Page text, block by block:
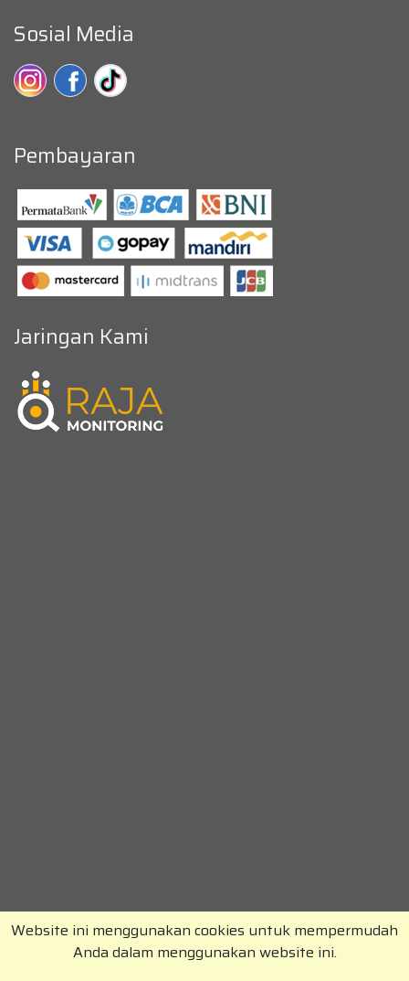
Sosial Media
Pembayaran
Jaringan Kami
Copyright © RajaKomen.com 2026 All Rights
Website ini menggunakan cookies untuk mempermudah
Anda dalam menggunakan website ini.